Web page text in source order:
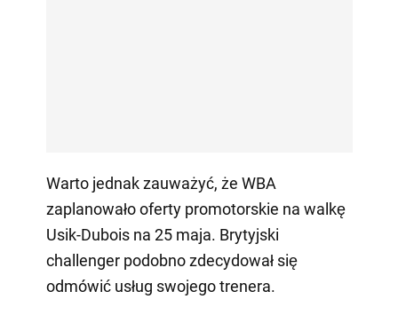
Warto jednak zauważyć, że WBA
zaplanowało oferty promotorskie na walkę
Usik-Dubois na 25 maja. Brytyjski
challenger podobno zdecydował się
odmówić usług swojego trenera.